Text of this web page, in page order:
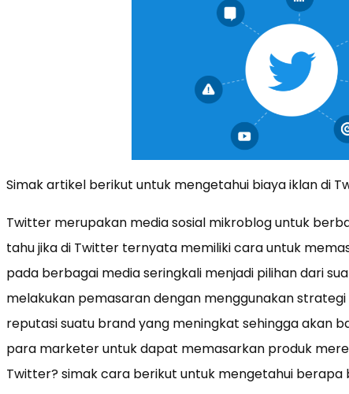
Simak artikel berikut untuk mengetahui biaya iklan di
Twitter merupakan media sosial mikroblog untuk
tahu jika di Twitter ternyata memiliki cara untuk
pada berbagai media seringkali menjadi pilihan dari
melakukan pemasaran dengan menggunakan
reputasi suatu brand yang meningkat sehingga akan
para marketer untuk dapat memasarkan produk
Twitter? simak cara berikut untuk mengetahui berapa